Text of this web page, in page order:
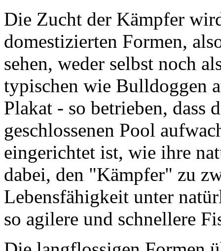
Die Zucht der Kämpfer
domestizierten Formen,
sehen, weder selbst noch
typischen wie Bulldoggen
Plakat - so betrieben, dass
geschlossenen Pool
eingerichtet ist, wie ihre
dabei, den "Kämpfer" zu
Lebensfähigkeit unter
so agilere und schnellere